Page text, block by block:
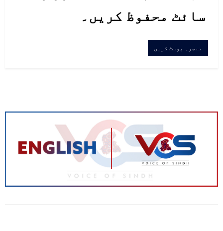
سائٹ محفوظ کریں۔